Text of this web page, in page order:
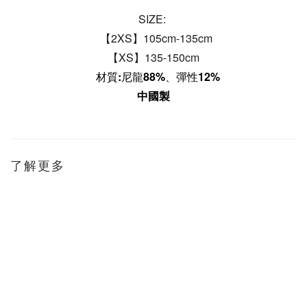
SIZE:
【2XS】105cm-135cm
【XS】135-150cm
材質:尼龍88%、彈性12%
中國製
了解更多